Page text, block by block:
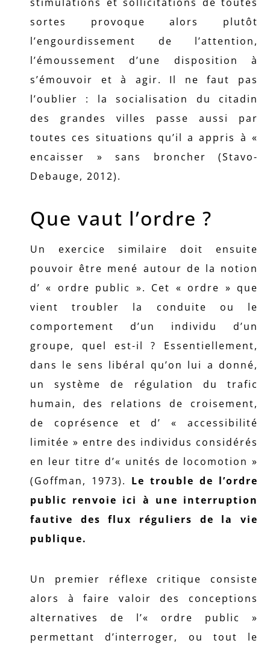
sortes provoque alors plutôt
l’engourdissement de l’attention,
l’émoussement d’une disposition à
s’émouvoir et à agir. Il ne faut pas
l’oublier : la socialisation du citadin
des grandes villes passe aussi par
toutes ces situations qu’il a appris à «
encaisser » sans broncher (Stavo-
Debauge, 2012).
Que vaut l’ordre ?
Un exercice similaire doit ensuite
pouvoir être mené autour de la notion
d’ « ordre public ». Cet « ordre » que
vient troubler la conduite ou le
comportement d’un individu d’un
groupe, quel est-il ? Essentiellement,
dans le sens libéral qu’on lui a donné,
un système de régulation du trafic
humain, des relations de croisement,
de coprésence et d’ « accessibilité
limitée » entre des individus considérés
en leur titre d’« unités de locomotion »
(Goffman, 1973). Le trouble de l’ordre
public renvoie ici à une interruption
fautive des flux réguliers de la vie
publique.
Un premier réflexe critique consiste
alors à faire valoir des conceptions
alternatives de l’« ordre public »
permettant d’interroger, ou tout le